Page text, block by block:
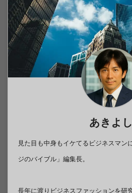
あきよし
見た目も中身もイケてるビジネスマン
ジのバイブル」編集長。
長年に渡りビジネスファッションを研